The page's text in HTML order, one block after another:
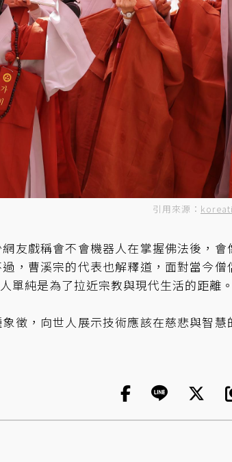
引用來源：
友戲稱會不會機器人在掌握佛法後，會
，曹溪宗的代表也解釋道，面對當今僧
單純是為了拉近宗教與現代生活的距離
徵，向世人展示技術應該在慈悲與智慧